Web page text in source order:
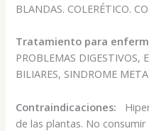
BLANDAS. COLERÉTICO.
Tratamiento para
PROBLEMAS DIGESTIVOS,
BILIARES, SINDROME
Contraindicaciones:
de las plantas. No